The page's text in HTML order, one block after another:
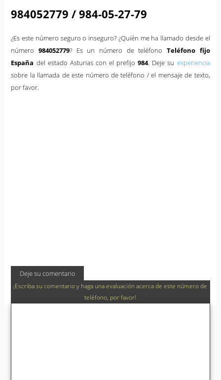
984052779 / 984-05-27-79
¿Es este número seguro o inseguro? ¿Quién me ha llamado desde el
número984052779? Es un número de teléfono Teléfono fijo
España del estado Asturias con el prefijo984. Deje su experiencia
sobre la llamada de este número de teléfono / el mensaje de texto,
por favor.
Deje su comentario
¡Escriba su comentario y haga una evaluación acerca de este número de
teléfono, por favor!